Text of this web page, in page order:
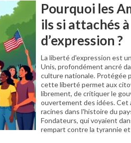
Pourquoi les
ils si attachés
d’expression ?
La liberté d'expression est
Unis, profondément ancré
culture nationale. Protégée
cette liberté permet aux
librement, de critiquer le
ouvertement des idées.
racines dans l'histoire du
Fondateurs, qui voyaient
rempart contre la tyrannie